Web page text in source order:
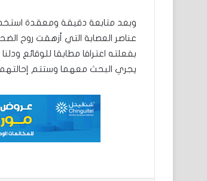
وبعد متابعة دقيقة ومعقدة
عناصر العصابة التي أزهقت روح
بفعلته اعترافا مطابقا للوقائع
يجري البحث معهما وستتم